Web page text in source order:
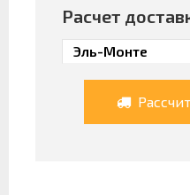
Расчет